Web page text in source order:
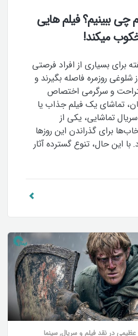
چی ببینیم؟ فیلم هایی
میکند!
برای بسیاری از افراد فرصتی
شلوغی روزمره فاصله بگیرند و
و سرگرمی اختصاص
تماشای یک فیلم جذاب یا
تماشایی، یکی از
برای گذراندن این روزها
این حال، تنوع گسترده آثار
عظیمی در نقد فیلم و سریال,سینما